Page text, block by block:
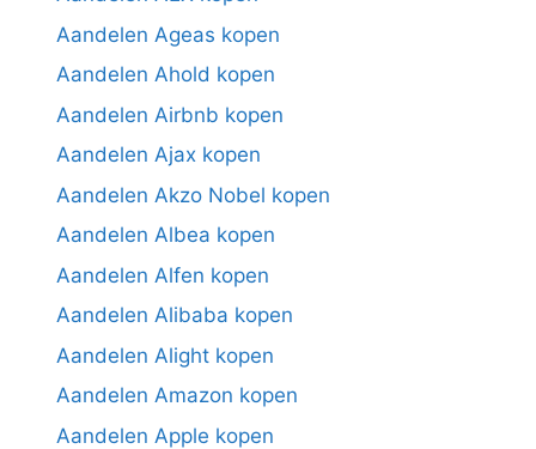
Aandelen Ageas kopen
Aandelen Ahold kopen
Aandelen Airbnb kopen
Aandelen Ajax kopen
Aandelen Akzo Nobel kopen
Aandelen Albea kopen
Aandelen Alfen kopen
Aandelen Alibaba kopen
Aandelen Alight kopen
Aandelen Amazon kopen
Aandelen Apple kopen